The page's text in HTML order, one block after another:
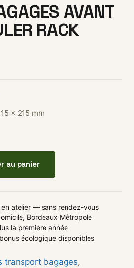
AVANT
RACK
× 215 mm
au panier
en atelier — sans rendez-vous
Bordeaux Métropole
la première année
écologique disponibles
transport bagages,